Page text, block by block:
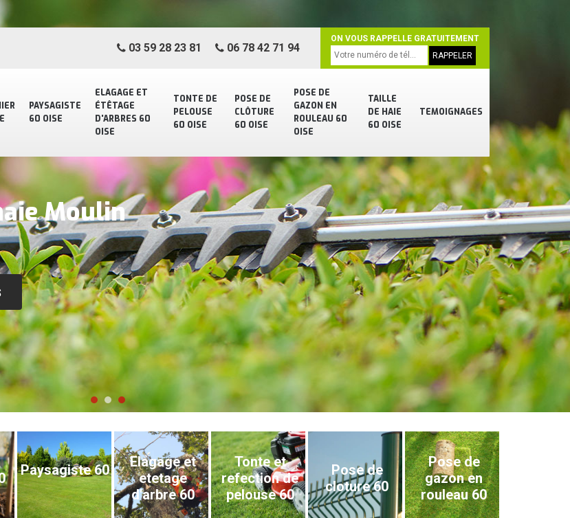
PAYSAGISTE
60 OISE
ELAGAGE ET
ÉTÊTAGE
D'ARBRES 60
OISE
TONTE DE
PELOUSE
60 OISE
POSE DE
CLÔTURE
60 OISE
POSE DE
GAZON EN
ROULEAU 60
OISE
TAILLE
DE HAIE
60 OISE
TEMOIGNAGES
03 59 28 23 81 06 78 42 71 94
ON VOUS RAPPELLE GRATUITEMENT
Moulin
Paysagiste 60
Elagage et
etetage
d'arbre 60
Tonte et
refection de
pelouse 60
Pose de
cloture 60
Pose de
gazon en
rouleau 60